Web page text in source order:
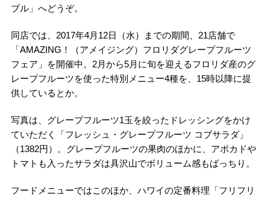
ブル」へどうぞ。
同店では、2017年4月12日（水）までの期間、21店舗で
「AMAZING！（アメイジング）フロリダグレープフルーツ
フェア」を開催中。2月から5月に旬を迎えるフロリダ産のグ
レープフルーツを使った特別メニュー4種を、15時以降に提
供しているとか。
写真は、グレープフルーツ1玉を絞ったドレッシングをかけ
ていただく「フレッシュ・グレープフルーツ コブサラダ」
（1382円）。グレープフルーツの果肉のほかに、アボカドや
トマトも入ったサラダは具沢山でボリューム感もばっちり。
フードメニューではこのほか、ハワイの定番料理「フリフリ